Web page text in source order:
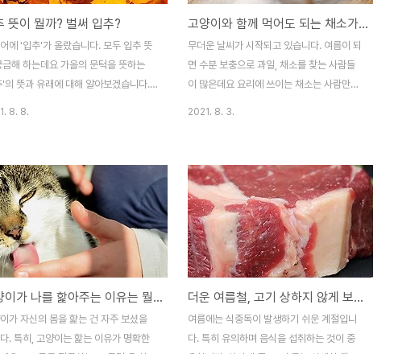
뜻이 뭘까? 벌써 입추?
에 '입추'가 올랐습니다. 모두 입추 뜻
금해 하는데요 가을의 문턱을 뜻하는
'의 뜻과 유래에 대해 알아보겠습니다.
태양의 궤도인 황도의 움직임을 기본
정해지기 때문에 음력과 양력 날짜를 잘
야 되겠습니다. 옛날부터 입추부터 입
이를 가을이라고 보고 있습니다. 입추의
무엇일까요? 입추는 '가을이 들어선
뜻입니다. 계절이 바뀌는 것을 알려
절기인데요 '절기' 자체는 중국의 여러
서 전해져 오는 사람의 삶에 대한 부분
의 변화를 담아내는 과정에서 시간이
8. 8.
고양이와 함께 먹어도 되는 채소가 있다?
무더운 날씨가 시작되고 있습니다. 여름이 되
면 수분 보충으로 과일, 채소를 찾는 사람들
이 많은데요 요리에 쓰이는 채소는 사람만이
분 공급원으로 신장계 질환이 있는 고양이에
게는 특히 권장식품입니다. 껍질을 벗기고 적
당한 두께와 크기로 잘라 사료에 섞어 주거나
간식으로 공급할 수 있습니다. 2. 마늘 의외
로 마늘은 고양이에게 매우 좋다고 합니다.
마늘은 비타민 B와C의 공급원으로 피를 맑
게 정화시키며 체내에 포도당 과잉을 방지하
는데요. 또한 혈액을 기생충들이 싫어하는 맛
으로 만들기 때문에 일주일에 두어번 정도 사
2021. 8. 3.
고양이가 나를 핥아주는 이유는 뭘까?
가 자신의 몸을 핥는 건 자주 보셨을
. 특히, 고양이는 핥는 이유가 명확한
더운 여름철, 고기 상하지 않게 보관하는 법
여름에는 식중독이 발생하기 쉬운 계절입니
다. 특히 유의하며 음식을 섭취하는 것이 중